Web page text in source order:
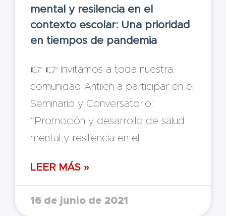
mental y resilencia en el
contexto escolar: Una prioridad
en tiempos de pandemia
👉 👉 Invitamos a toda nuestra
comunidad Antilen a participar en el
Seminario y Conversatorio:
“Promoción y desarrollo de salud
mental y resiliencia en el
LEER MÁS »
16 de junio de 2021